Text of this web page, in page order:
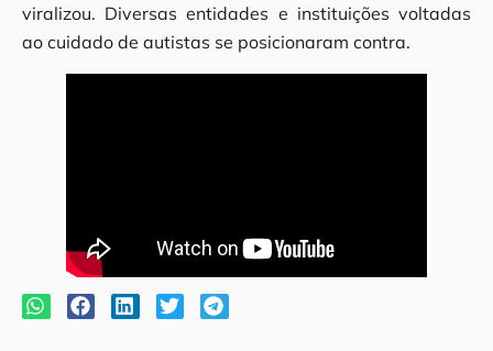
viralizou. Diversas entidades e instituições voltadas
ao cuidado de autistas se posicionaram contra.